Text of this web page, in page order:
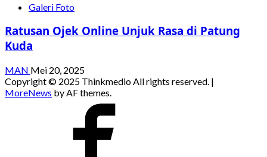
Galeri Foto
Ratusan Ojek Online Unjuk Rasa di Patung
Kuda
MAN Mei 20, 2025
Copyright © 2025 Thinkmedio All rights reserved. |
MoreNews by AF themes.